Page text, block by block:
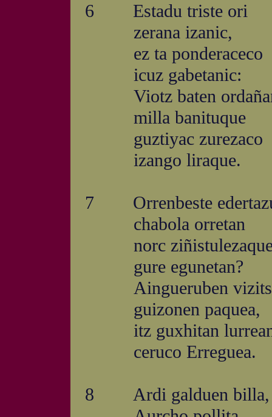
6 Estadu triste ori
zerana izanic,
ez ta ponderaceco
icuz gabetanic:
Viotz baten
milla banituque
guztiyac zurezaco
izango liraque.
7 Orrenbeste
chabola orretan
norc
gure egunetan?
Aingueruben
guizonen paquea,
itz guxhitan
ceruco Erreguea.
8 Ardi galduen billa,